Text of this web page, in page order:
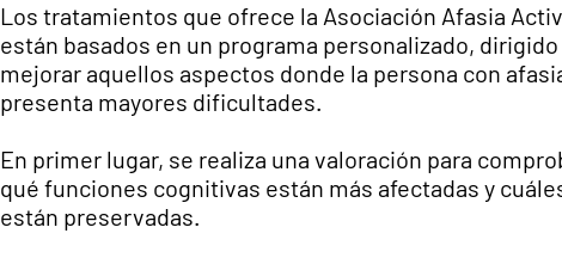
Los tratamientos que ofrece la Asociación Afasia
están basados en un programa personalizado, dirigido
mejorar aquellos aspectos donde la persona con
presenta mayores dificultades.
En primer lugar, se realiza una valoración para
qué funciones cognitivas están más afectadas y
están preservadas.